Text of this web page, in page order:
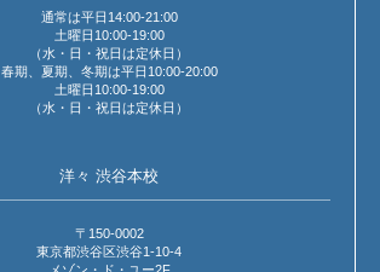
通常は平日14:00-21:00
土曜日10:00-19:00
（水・日・祝日は定休日）
春期、夏期、冬期は平日10:00-20:00
土曜日10:00-19:00
（水・日・祝日は定休日）
洋々 渋谷本校
〒150-0002
東京都渋谷区渋谷1-10-4